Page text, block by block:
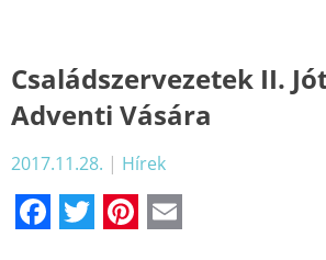
Családszervezetek II.
Adventi Vására
2017.11.28. | Hírek
Facebook
TwitterPinterest